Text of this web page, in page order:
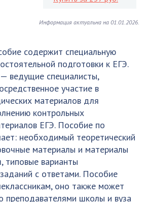
Информация актуальна на 01.01.2026.
содержит специальную
подготовки к ЕГЭ.
ведущие специалисты,
участие в
материалов для
контрольных
ЕГЭ. Пособие по
необходимый теоретический
материалы и материалы
типовые варианты
с ответами. Пособие
оно также может
преподавателями школы и вуза